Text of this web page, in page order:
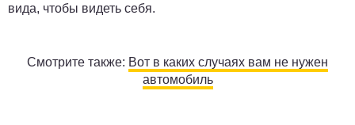
вида, чтобы видеть себя.
Смотрите также: Вот в каких случаях вам не нужен
автомобиль